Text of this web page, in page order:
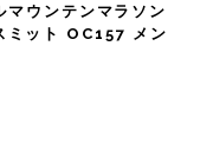
マウンテンマラソン
ット OC157 メン